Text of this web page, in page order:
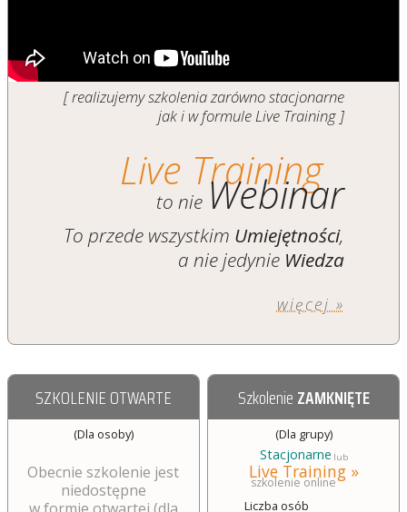
[ realizujemy szkolenia zarówno stacjonarne
jak i w formule Live Training ]
Live Training
to nie Webinar
To przede wszystkim Umiejętności,
a nie jedynie Wiedza
więcej »
SZKOLENIE OTWARTE
(Dla osoby)
Obecnie szkolenie jest
niedostępne
Szkolenie ZAMKNIĘTE
(Dla grupy)
Stacjonarne lub
Live Training »
szkolenie online
Liczba osób